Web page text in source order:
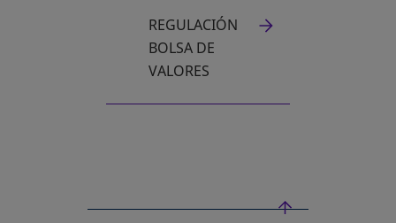
REGULACIÓN
BOLSA DE
VALORES